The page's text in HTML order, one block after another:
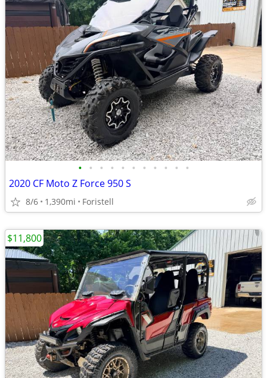
• • • • • • • • • • •
2020 CF Moto Z Force 950 S
8/6 1,390mi Foristell
$11,800